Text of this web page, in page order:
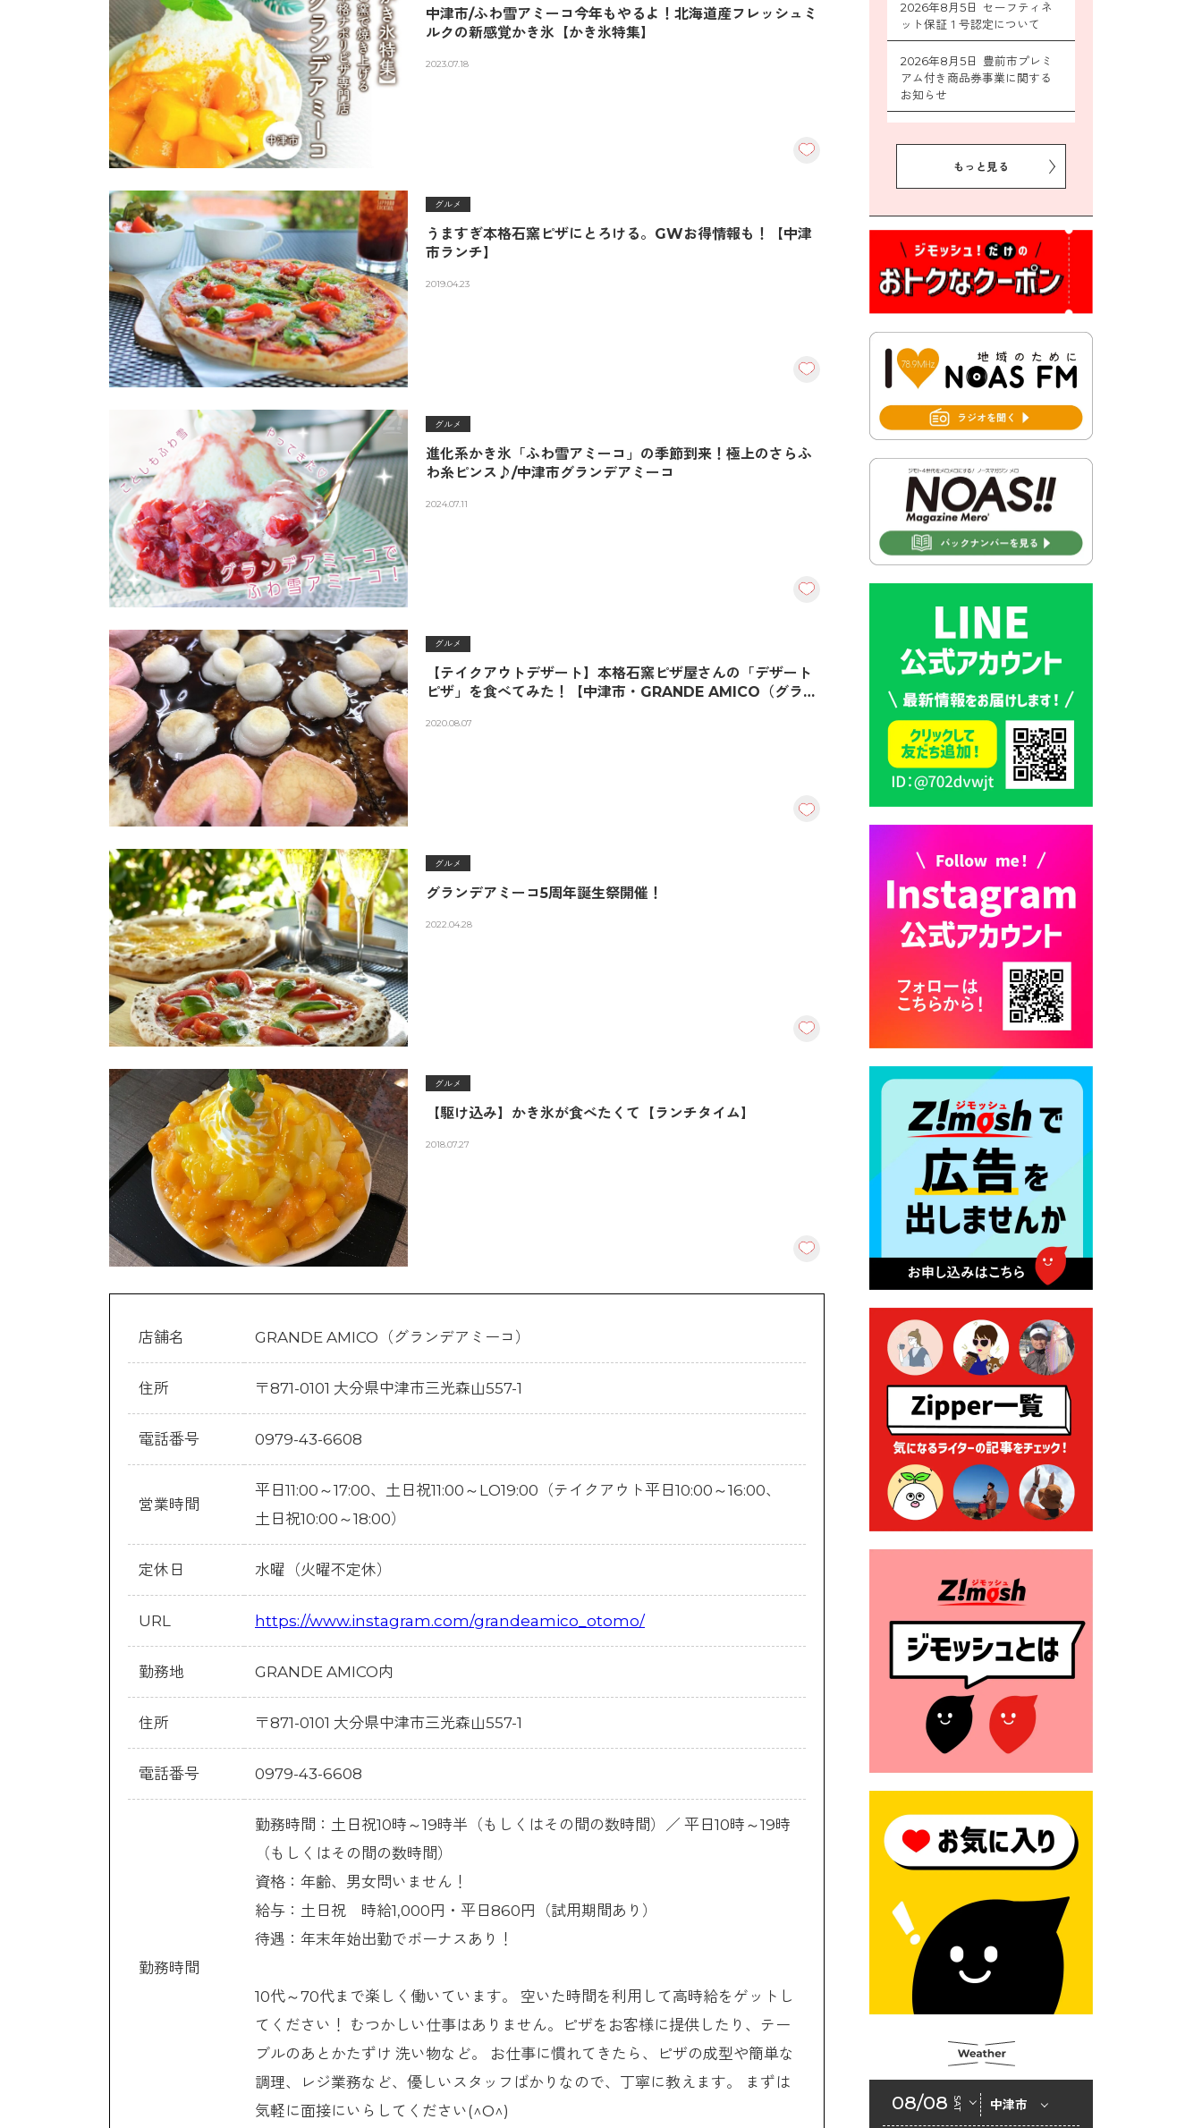
中津市/ふわ雪アミーコ今年もやるよ！北海道産フレッシュミ
ルクの新感覚かき氷【かき氷特集】
2023.07.18
グルメ
うますぎ本格石窯ピザにとろける。GWお得情報も！【中津
市ランチ】
2019.04.23
グルメ
進化系かき氷「ふわ雪アミーコ」の季節到来！極上のさらふ
わ糸ピンス♪/中津市グランデアミーコ
2024.07.11
グルメ
【テイクアウトデザート】本格石窯ピザ屋さんの「デザート
ピザ」を食べてみた！【中津市・GRANDE AMICO（グラン
2020.08.07
グルメ
グランデアミーコ5周年誕生祭開催！
2022.04.28
グルメ
【駆け込み】かき氷が食べたくて【ランチタイム】
2018.07.27
店舗名 GRANDE AMICO（グランデアミーコ）
住所 〒871-0101 大分県中津市三光森山557-1
電話番号 0979-43-6608
営業時間
平日11:00～17:00、土日祝11:00～LO19:00（テイクアウト平日10:00～16:00、
土日祝10:00～18:00）
定休日 水曜（火曜不定休）
URL https://www.instagram.com/grandeamico_otomo/
勤務地 GRANDE AMICO内
住所 〒871-0101 大分県中津市三光森山557-1
電話番号 0979-43-6608
勤務時間
勤務時間：土日祝10時～19時半（もしくはその間の数時間）／ 平日10時～19時
（もしくはその間の数時間）
資格：年齢、男女問いません！
給与：土日祝 時給1,000円・平日860円（試用期間あり）
待遇：年末年始出勤でボーナスあり！
10代～70代まで楽しく働いています。 空いた時間を利用して高時給をゲットし
てください！ むつかしい仕事はありません。ピザをお客様に提供したり、テー
ブルのあとかたずけ 洗い物など。 お仕事に慣れてきたら、ピザの成型や簡単な
調理、レジ業務など、優しいスタッフばかりなので、丁寧に教えます。 まずは
気軽に面接にいらしてください(^O^)
2026年8月5日 セーフティネ
ット保証１号認定について
2026年8月5日 豊前市プレミ
アム付き商品券事業に関する
お知らせ
ン作戦参加者募集
対抗「福岡駅伝」出場選手募
集！
2026年7月31日 第６次豊前市
総合計画後期基本計画策定業
書が変わります！
2026年7月30日 豊前市立豊前
中学校の進捗状況について
2026年7月30日 豊前市立学校
2026年7月30日 豊前市立学校
紹介≪再編計画の見直しにつ
いて≫
2026年7月29日 豊前市指定ご
み袋販売のお知らせ
2026年7月28日 豊前カラス天
狗みなと祭り（花火大会）開
催決定！
2026年7月28日 令和8年度
京築地区水道企業団職員採用
試験（募集）
2026年7月27日 マイナンバー
カード交付に伴う休日および
平日夜間開庁の案内
2026年7月22日 令和８年度
「こども文化パスポート事
2026年7月21日 卜仙の郷 お
盆期間の営業時間のお知らせ
2026年7月17日 バス経路検索
のご利用案内
2026年7月10日 台湾伝統音楽
団体 「北埔八音団・楽善軒」
公演開催のお知らせ
ンディング型ふるさと納税の
実施について
2026年7月9日 農地法等に係
る各種申請に係る登記事項証
明書の添付省略について
2026年7月9日 廃食用油の回
収
2026年7月7日 「おゆずりコ
ーナー」について
2026年7月1日 豊前市民プール
一般開放
（令和８年４月１日施行）
格改定
2026年6月23日 公告一覧（市
内業者対象）を更新しまし
2026年6月23日 （一財）豊前
市佐野・則尾育英会奨学生募
2026年6月18日 セアカゴケグ
モにご注意ください！
ェルターの指定
2026年6月10日 令和８年経済
センサス-活動調査
2026年6月9日 令和８年第３
回定例会「一般質問一覧表」
2026年6月5日 新婚世帯の家
2026年6月2日 戸籍に氏名の
振り仮名が記載されます
もっと見る
08/08 SAT 中津市